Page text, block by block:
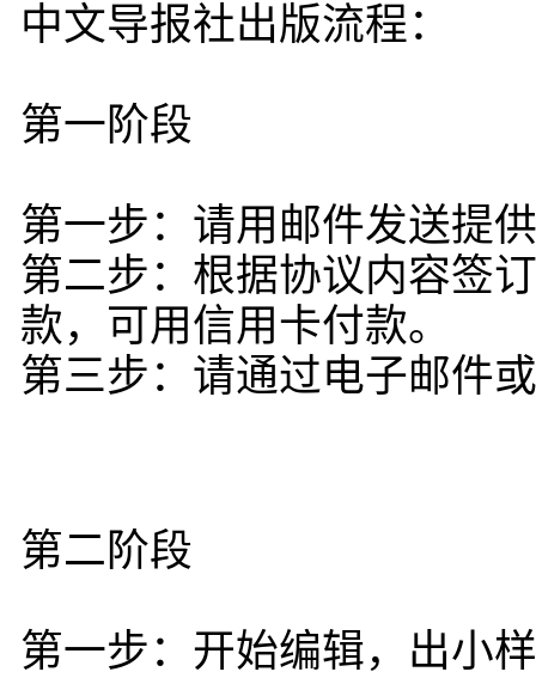
中文导报社出版流程：
第一阶段
第一步：请用邮件发送提
第二步：根据协议内容签
款，可用信用卡付款。
第三步：请通过电子邮件
第二阶段
第一步：开始编辑，出小